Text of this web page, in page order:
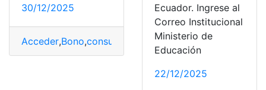
30/12/2025
Acceder,Bono,consultar Embarazadas,Ingresar
Ecuador. Ingrese al
Correo Institucional
Ministerio de
Educación
22/12/2025